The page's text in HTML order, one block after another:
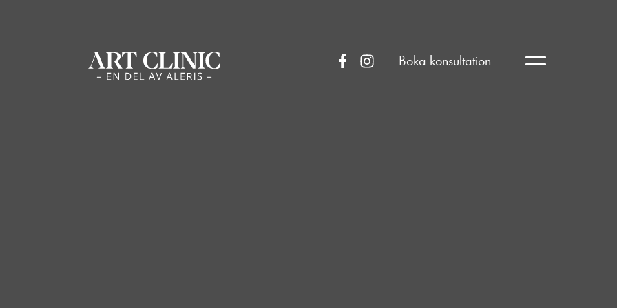
Boka konsultation